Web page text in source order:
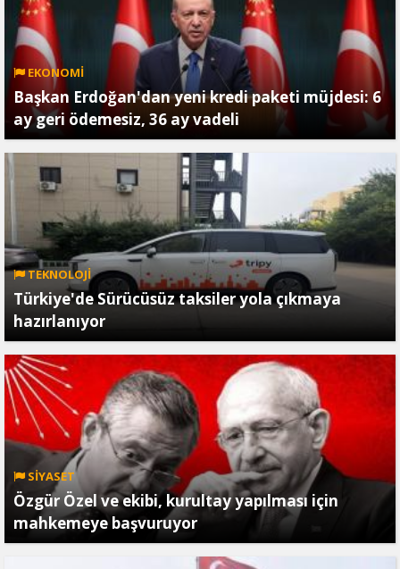
EKONOMİ
Başkan Erdoğan'dan yeni kredi paketi müjdesi: 6
ay geri ödemesiz, 36 ay vadeli
TEKNOLOJİ
Türkiye'de Sürücüsüz taksiler yola çıkmaya
hazırlanıyor
SİYASET
Özgür Özel ve ekibi, kurultay yapılması için
mahkemeye başvuruyor